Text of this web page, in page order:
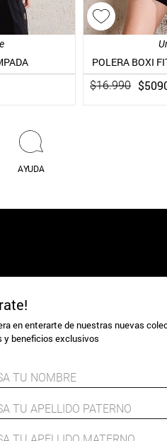
POLERA BOXI
$16.990 $
AYUDA
en enterarte de nuestras nuevas
y beneficios exclusivos